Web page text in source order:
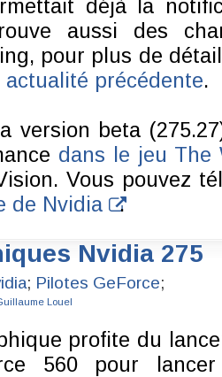
déjà la
aussi des
pour plus de
actualité précédente.
version beta
dans le jeu
Vous pouvez
de Nvidia .
Nvidia 275
; Pilotes GeForce;
Louel
profite du
560 pour